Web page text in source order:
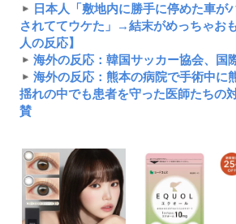
日本人「敷地内に勝手に停めた車が
されててウケた」→結末がめっちゃお
人の反応】
海外の反応：韓国サッカー協会、国
海外の反応：熊本の病院で手術中に
揺れの中でも患者を守った医師たちの
賛